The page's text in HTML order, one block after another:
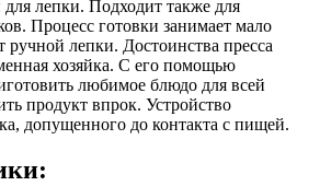
лепки. Подходит также для
Процесс готовки занимает мало
ручной лепки. Достоинства пресса
хозяйка. С его помощью
любимое блюдо для всей
продукт впрок. Устройство
допущенного до контакта с пищей.